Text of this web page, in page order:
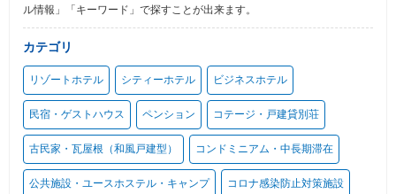
ル情報」「キーワード」で探すことが出来ます。
カテゴリ
リゾートホテル シティーホテル ビジネスホテル
民宿・ゲストハウス ペンション コテージ・戸建貸別荘
古民家・瓦屋根（和風戸建型） コンドミニアム・中長期滞在
公共施設・ユースホステル・キャンプ コロナ感染防止対策施設